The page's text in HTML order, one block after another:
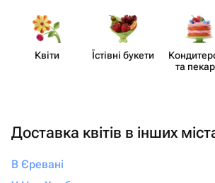
Квіти Їстівні букети
та
Доставка квітів в інших
В Єревані